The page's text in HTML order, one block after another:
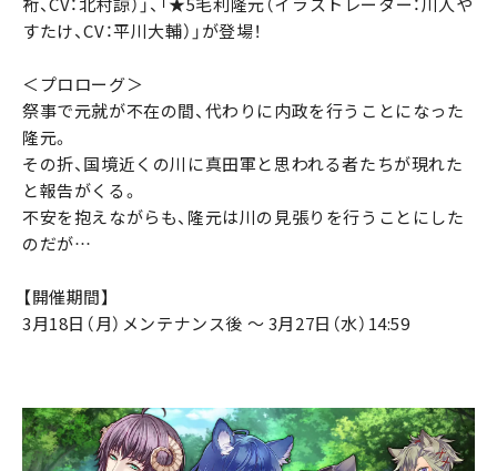
すたけ、CV：平川大輔）」が登場！
＜プロローグ＞
祭事で元就が不在の間、代わりに内政を行うことになった
隆元。
その折、国境近くの川に真田軍と思われる者たちが現れた
と報告がくる。
不安を抱えながらも、隆元は川の見張りを行うことにした
のだが…
【開催期間】
3月18日（月）メンテナンス後 〜 3月27日（水）14:59